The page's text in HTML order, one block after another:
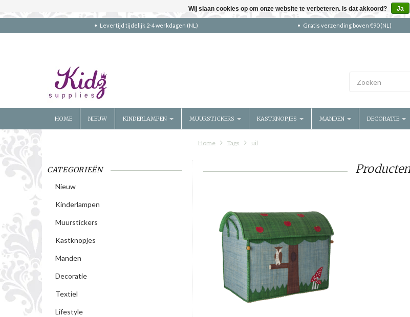
Levertijd tijdelijk 2-4 werkdagen (NL) Gratis verzending boven €90 (NL)
HOME NIEUW KINDERLAMPEN MUURSTICKERS KASTKNOPJES MANDEN DECORATIE
Home Tags uil
CATEGORIEËN
Nieuw
Kinderlampen
Muurstickers
Kastknopjes
Manden
Decoratie
Textiel
Lifestyle
Wij slaan cookies op om onze website te verbeteren. Is dat akkoord? Ja